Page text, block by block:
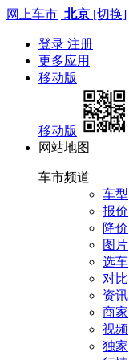
网上车市 北京 [切换]
登录 注册
更多应用
移动版
移动版
网站地图
车市频道
车型
报价
降价
图片
选车
对比
资讯
商家
视频
独家